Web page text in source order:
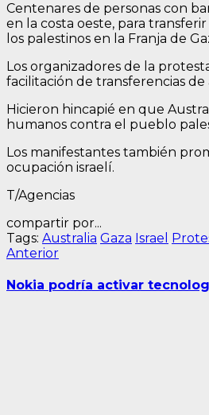
Centenares de personas con
en la costa oeste, para
los palestinos en la Franja de
Los organizadores de la
facilitación de transferencias de
Hicieron hincapié en que
humanos contra el pueblo
Los manifestantes también
ocupación israelí.
T/Agencias
compartir por...
Tags: Australia Gaza Israel
Navegación
de
AnteriorEntrada
Nokia podría activar